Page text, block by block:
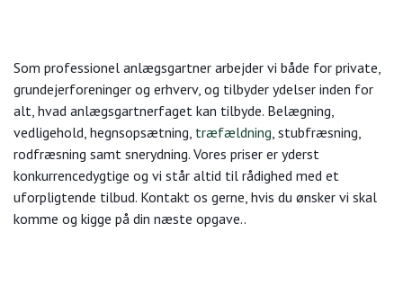
Som professionel anlægsgartner arbejder vi både for private,
grundejerforeninger og erhverv, og tilbyder ydelser inden for
alt, hvad anlægsgartnerfaget kan tilbyde. Belægning,
vedligehold, hegnsopsætning, træfældning , stubfræsning,
rodfræsning samt snerydning. Vores priser er yderst
konkurrencedygtige og vi står altid til rådighed med et
uforpligtende tilbud. Kontakt os gerne, hvis du ønsker vi skal
komme og kigge på din næste opgave..